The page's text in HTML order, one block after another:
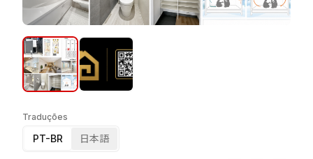
Traduções
PT-BR 日本語